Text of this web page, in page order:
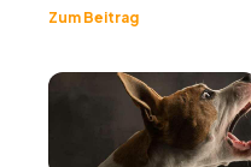
Zum Beitrag